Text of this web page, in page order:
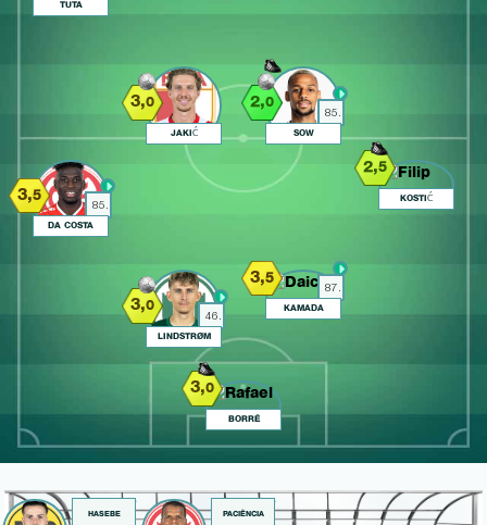
TUTA
3,0
JAKIĆ
85.
2,0
SOW
85.
3,5
DA COSTA
2,5
KOSTIĆ
46.
3,0
LINDSTRØM
87.
3,5
KAMADA
3,0
BORRÉ
HASEBE PACIÊNCIA